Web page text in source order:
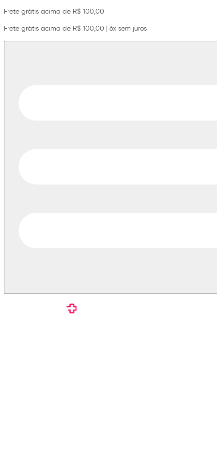
Frete grátis acima de R$ 100,00
Frete grátis acima de R$ 100,00 | 6x sem juros